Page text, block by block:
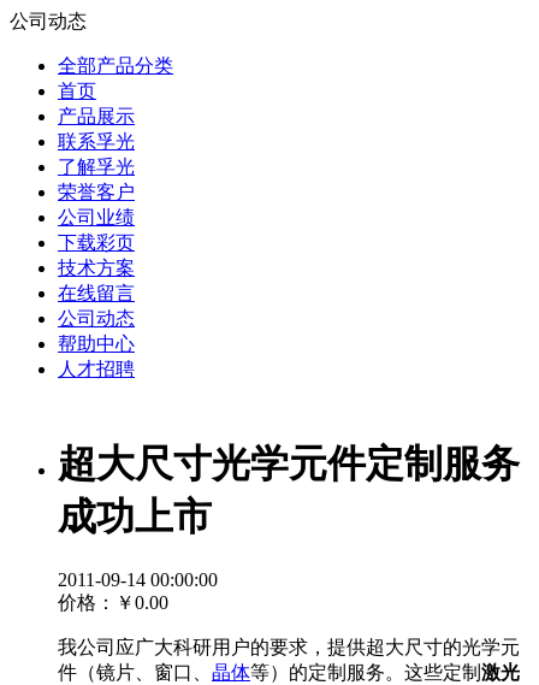
公司动态
全部产品分类
首页
产品展示
联系孚光
了解孚光
荣誉客户
公司业绩
下载彩页
技术方案
在线留言
公司动态
帮助中心
人才招聘
超大尺寸光学元件定制服务
成功上市
2011-09-14 00:00:00
价格：
￥0.00
我公司应广大科研用户的要求，提供超大尺寸的光学元
件（镜片、窗口、 晶体等）的定制服务。这些定制 激光